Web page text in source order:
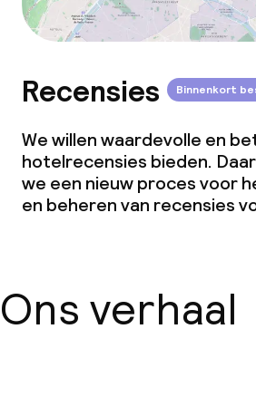
Recensies Binnenkort
We willen waardevolle en
hotelrecensies bieden.
we een nieuw proces voor
en beheren van recensies
Ons verhaal